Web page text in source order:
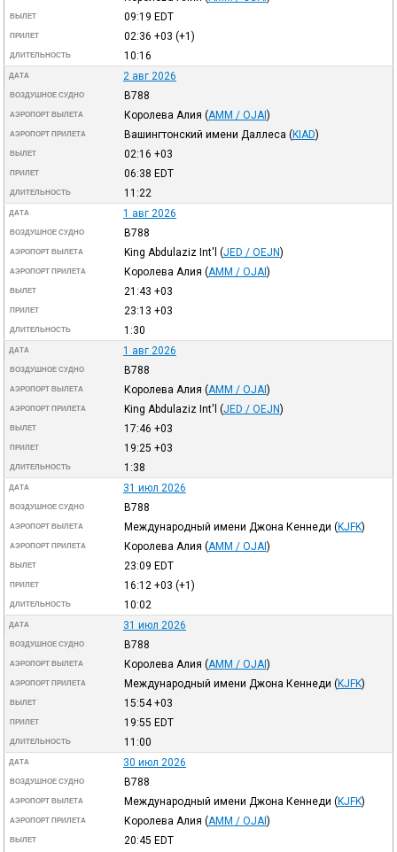
ВЫЛЕТ 09:19 EDT
ПРИЛЕТ 02:36 +03 (+1)
ДЛИТЕЛЬНОСТЬ 10:16
ДАТА 2 авг 2026
ВОЗДУШНОЕ СУДНО B788
АЭРОПОРТ ВЫЛЕТА Королева Алия (AMM / OJAI)
АЭРОПОРТ ПРИЛЕТА Вашингтонский имени Даллеса (KIAD)
ВЫЛЕТ 02:16 +03
ПРИЛЕТ 06:38 EDT
ДЛИТЕЛЬНОСТЬ 11:22
ДАТА 1 авг 2026
ВОЗДУШНОЕ СУДНО B788
АЭРОПОРТ ВЫЛЕТА King Abdulaziz Int'l (JED / OEJN)
АЭРОПОРТ ПРИЛЕТА Королева Алия (AMM / OJAI)
ВЫЛЕТ 21:43 +03
ПРИЛЕТ 23:13 +03
ДЛИТЕЛЬНОСТЬ 1:30
ДАТА 1 авг 2026
ВОЗДУШНОЕ СУДНО B788
АЭРОПОРТ ВЫЛЕТА Королева Алия (AMM / OJAI)
АЭРОПОРТ ПРИЛЕТА King Abdulaziz Int'l (JED / OEJN)
ВЫЛЕТ 17:46 +03
ПРИЛЕТ 19:25 +03
ДЛИТЕЛЬНОСТЬ 1:38
ДАТА 31 июл 2026
ВОЗДУШНОЕ СУДНО B788
АЭРОПОРТ ВЫЛЕТА Международный имени Джона Кеннеди (KJFK)
АЭРОПОРТ ПРИЛЕТА Королева Алия (AMM / OJAI)
ВЫЛЕТ 23:09 EDT
ПРИЛЕТ 16:12 +03 (+1)
ДЛИТЕЛЬНОСТЬ 10:02
ДАТА 31 июл 2026
ВОЗДУШНОЕ СУДНО B788
АЭРОПОРТ ВЫЛЕТА Королева Алия (AMM / OJAI)
АЭРОПОРТ ПРИЛЕТА Международный имени Джона Кеннеди (KJFK)
ВЫЛЕТ 15:54+03
ПРИЛЕТ 19:55 EDT
ДЛИТЕЛЬНОСТЬ 11:00
ДАТА 30 июл 2026
ВОЗДУШНОЕ СУДНО B788
АЭРОПОРТ ВЫЛЕТА Международный имени Джона Кеннеди (KJFK)
АЭРОПОРТ ПРИЛЕТА Королева Алия (AMM / OJAI)
ВЫЛЕТ 20:45 EDT